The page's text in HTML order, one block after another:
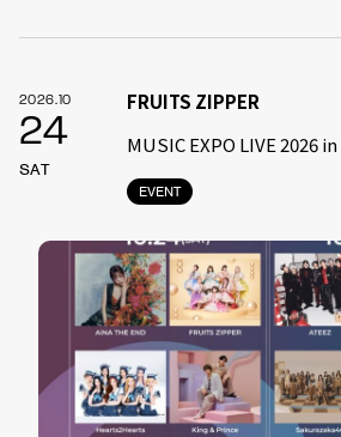
2026.10
24
SAT
EVENT
FRUITS ZIPPER
MUSIC EXPO LIVE 2026